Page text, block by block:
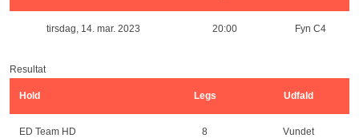
24
25 26 27 28 29
30
31
1 6
tirsdag, 14. mar. 2023 20:00 Fyn C4
Resultat
Hold Legs Udfald
ED Team HD 8 Vundet